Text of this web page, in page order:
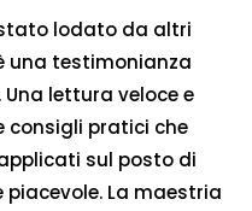
lodato da altri
una testimonianza
lettura veloce e
consigli pratici che
sul posto di
La maestria